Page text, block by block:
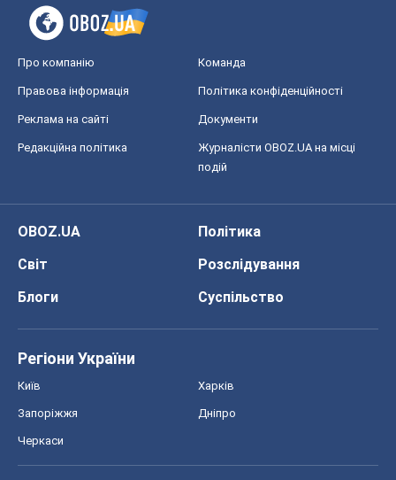
Про компанію Команда
Правова інформація Політика конфіденційності
Реклама на сайті Документи
Редакційна політика
Журналісти OBOZ.UA на місці
подій
OBOZ.UA
Політика
Світ
Розслідування
Блоги
Суспільство
Регіони України
Київ Харків
Запоріжжя Дніпро
Черкаси